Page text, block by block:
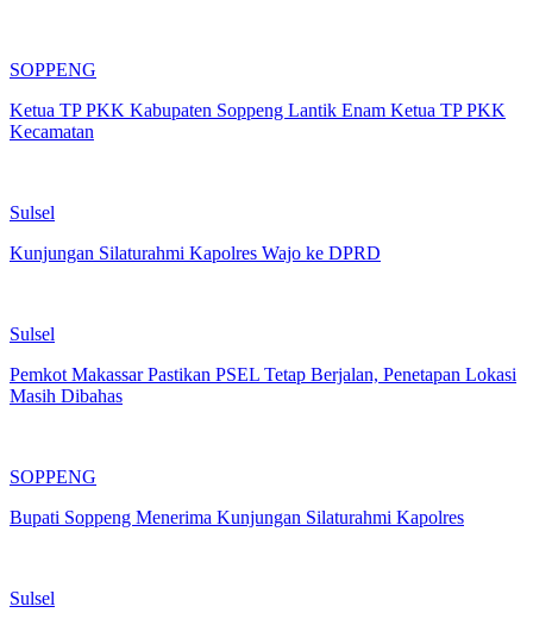
SOPPENG
Ketua TP PKK Kabupaten Soppeng Lantik Enam Ketua TP PKK
Kecamatan
Sulsel
Kunjungan Silaturahmi Kapolres Wajo ke DPRD
Sulsel
Pemkot Makassar Pastikan PSEL Tetap Berjalan, Penetapan Lokasi
Masih Dibahas
SOPPENG
Bupati Soppeng Menerima Kunjungan Silaturahmi Kapolres
Sulsel